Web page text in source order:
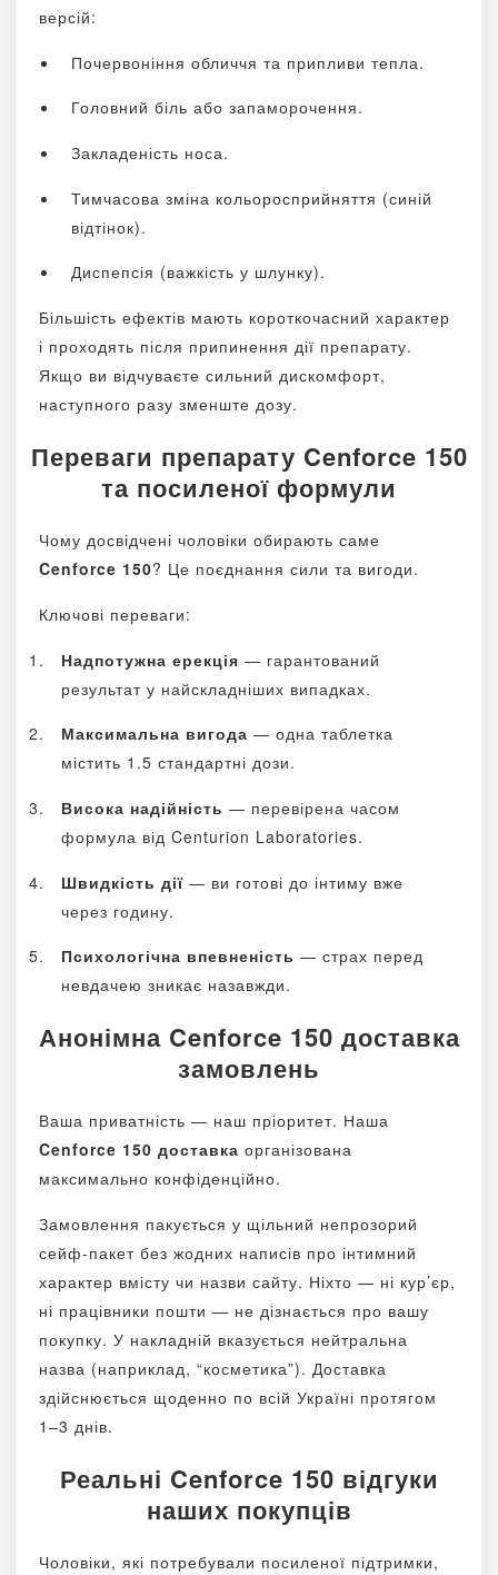
версій:
Почервоніння обличчя та припливи тепла.
Головний біль або запаморочення.
Закладеність носа.
Тимчасова зміна кольоросприйняття (синій
відтінок).
Диспепсія (важкість у шлунку).
Більшість ефектів мають короткочасний характер
і проходять після припинення дії препарату.
Якщо ви відчуваєте сильний дискомфорт,
наступного разу зменште дозу.
Переваги препарату Cenforce 150
та посиленої формули
Чому досвідчені чоловіки обирають саме
Cenforce 150? Це поєднання сили та вигоди.
Ключові переваги:
Надпотужна ерекція — гарантований
результат у найскладніших випадках.
Максимальна вигода — одна таблетка
містить 1.5 стандартні дози.
Висока надійність — перевірена часом
формула від Centurion Laboratories.
Швидкість дії — ви готові до інтиму вже
через годину.
Психологічна впевненість — страх перед
невдачею зникає назавжди.
Анонімна Cenforce 150 доставка
замовлень
Ваша приватність — наш пріоритет. Наша
Cenforce 150 доставка організована
максимально конфіденційно.
Замовлення пакується у щільний непрозорий
сейф-пакет без жодних написів про інтимний
характер вмісту чи назви сайту. Ніхто — ні кур’єр,
ні працівники пошти — не дізнається про вашу
покупку. У накладній вказується нейтральна
назва (наприклад, “косметика”). Доставка
здійснюється щоденно по всій Україні протягом
1–3 днів.
Реальні Cenforce 150 відгуки
наших покупців
Чоловіки, які потребували посиленої підтримки,